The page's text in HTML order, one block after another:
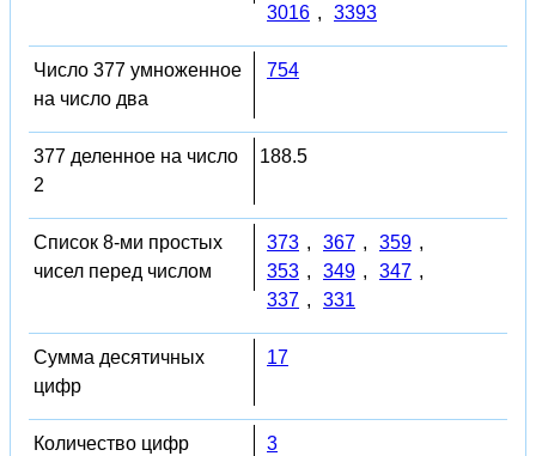
3016 , 3393
Число 377 умноженное
на число два
754
377 деленное на число
2
188.5
Список 8-ми простых
чисел перед числом
373 , 367 , 359 ,
353 , 349 , 347 ,
337 , 331
Сумма десятичных
цифр
17
Количество цифр 3